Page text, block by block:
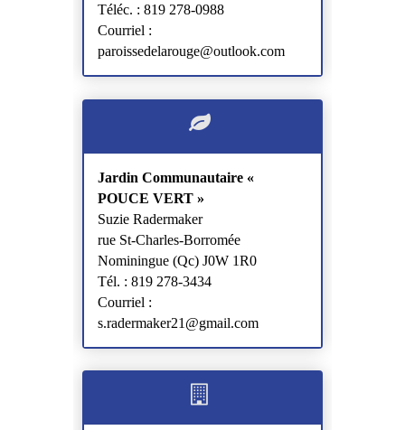
Téléc. : 819 278-0988
Courriel :
paroissedelarouge@outlook.com
Jardin Communautaire «
POUCE VERT »
Suzie Radermaker
rue St-Charles-Borromée
Nominingue (Qc) J0W 1R0
Tél. : 819 278-3434
Courriel :
s.radermaker21@gmail.com